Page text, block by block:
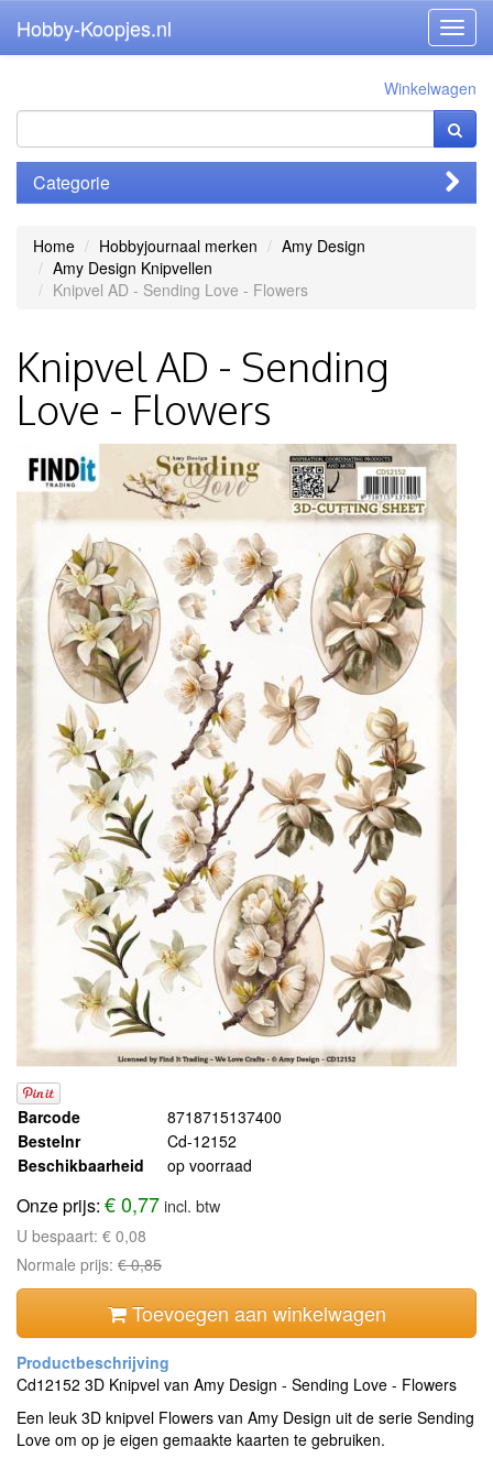
Hobby-Koopjes.nl
Winkelwagen
Categorie
Home Hobbyjournaal merken
Amy Design
Amy Design Knipvellen
Knipvel AD - Sending Love - Flowers
Knipvel AD - Sending
Love - Flowers
Barcode
8718715137400
Bestelnr
Cd-12152
Beschikbaarheid
op voorraad
Onze prijs: € 0,77incl. btw
U bespaart: € 0,08
Normale prijs: € 0,85
Toevoegen aan winkelwagen
Cd12152 3D Knipvel van Amy Design - Sending Love - Flowers
Een leuk 3D knipvel Flowers van Amy Design uit de serie Sending
Love om op je eigen gemaakte kaarten te gebruiken.